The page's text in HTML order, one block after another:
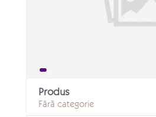
Produs
Fără categorie